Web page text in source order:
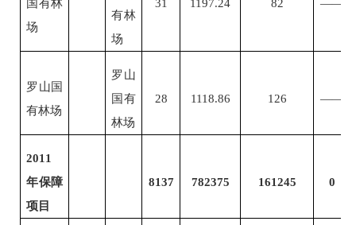
场
有林
场
罗山国
有林场
罗山
国有
林场
28 1118.86 126 ——
2011
年保障
项目
8137 782375 161245 0